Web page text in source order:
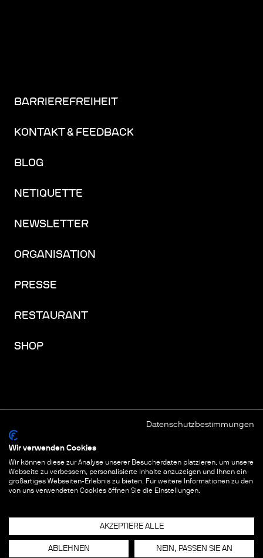
Datenschutzbestimmungen
Wir verwenden Cookies
Wir können diese zur Analyse unserer Besucherdaten platzieren, um unsere
Webseite zu verbessern, personalisierte Inhalte anzuzeigen und Ihnen ein
großartiges Webseiten-Erlebnis zu bieten. Für weitere Informationen zu den
von uns verwendeten Cookies öffnen Sie die Einstellungen.
AKZEPTIERE ALLE
ABLEHNEN NEIN, PASSEN SIE AN
BARRIEREFREIHEIT
KONTAKT & FEEDBACK
BLOG
NETIQUETTE
NEWSLETTER
ORGANISATION
PRESSE
RESTAURANT
SHOP
LINKEDINTHREADS
IMPRESSUM
DATENSCHUTZ
© COPYRIGHT2026